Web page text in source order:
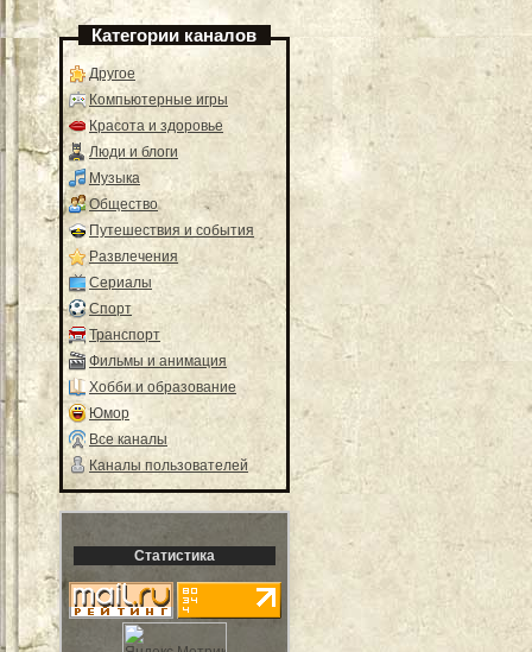
Категории каналов
Другое
Компьютерные игры
Красота и здоровье
Люди и блоги
Музыка
Общество
Путешествия и события
Развлечения
Сериалы
Спорт
Транспорт
Фильмы и анимация
Хобби и образование
Юмор
Все каналы
Каналы пользователей
Статистика